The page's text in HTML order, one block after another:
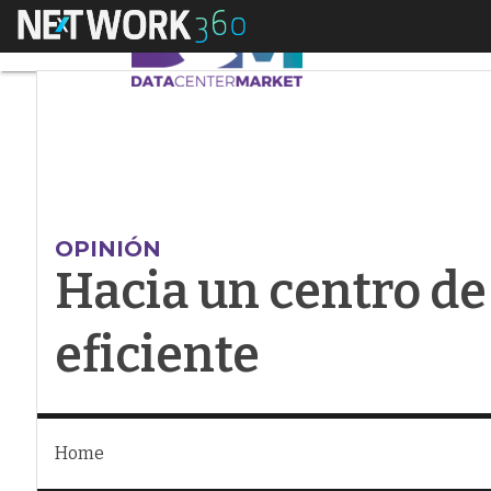
Menú
OPINIÓN
Hacia un centro
eficiente
Home